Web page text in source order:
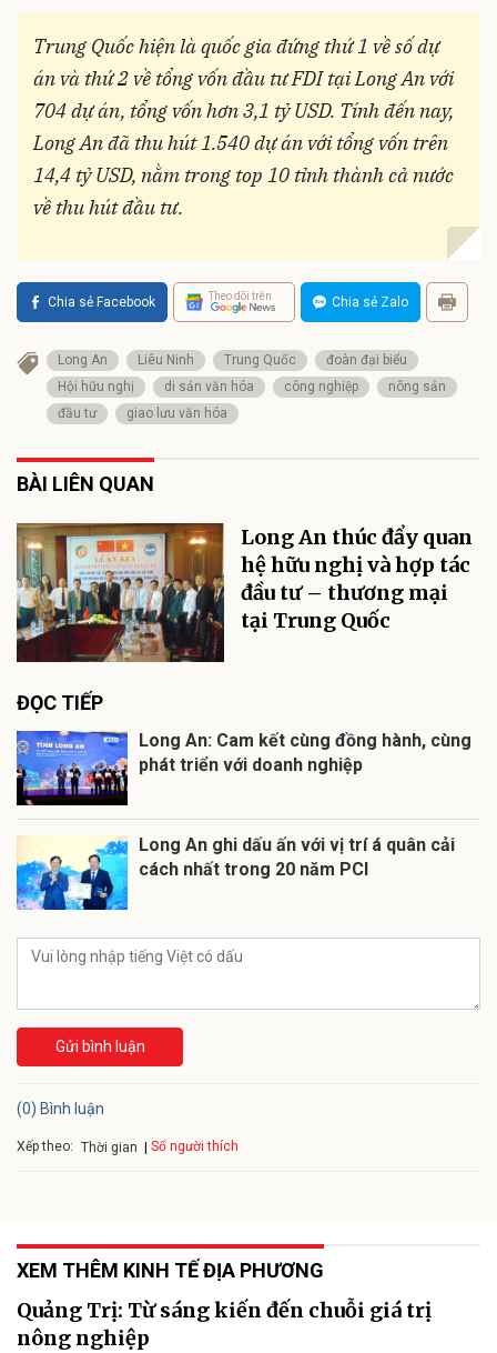
Trung Quốc hiện là quốc gia đứng thứ 1 về số dự
án và thứ 2 về tổng vốn đầu tư FDI tại Long An với
704 dự án, tổng vốn hơn 3,1 tỷ USD. Tính đến nay,
Long An đã thu hút 1.540 dự án với tổng vốn trên
14,4 tỷ USD, nằm trong top 10 tỉnh thành cả nước
về thu hút đầu tư.
Chia sẻ Facebook Theo dõi trên Chia sẻ Zalo
Long An Liêu Ninh Trung Quốc
đoàn đại biểu
Hội hữu nghị
di sản văn hóa công nghiệp
nông sản
đầu tư
giao lưu văn hóa
BÀI LIÊN QUAN
Long An thúc đẩy quan
hệ hữu nghị và hợp tác
đầu tư – thương mại
tại Trung Quốc
ĐỌC TIẾP
Long An: Cam kết cùng đồng hành, cùng
phát triển với doanh nghiệp
Long An ghi dấu ấn với vị trí á quân cải
cách nhất trong 20 năm PCI
Gửi bình luận
(0) Bình luận
Xếp theo: Thời gian Số người thích
XEM THÊM KINH TẾ ĐỊA PHƯƠNG
Quảng Trị: Từ sáng kiến đến chuỗi giá trị
nông nghiệp